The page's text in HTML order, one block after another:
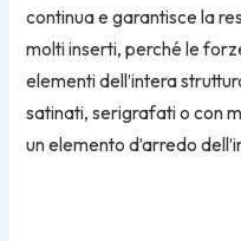
continua e garantisce la
molti inserti, perché le
elementi dell’intera
satinati, serigrafati o con
un elemento d’arredo